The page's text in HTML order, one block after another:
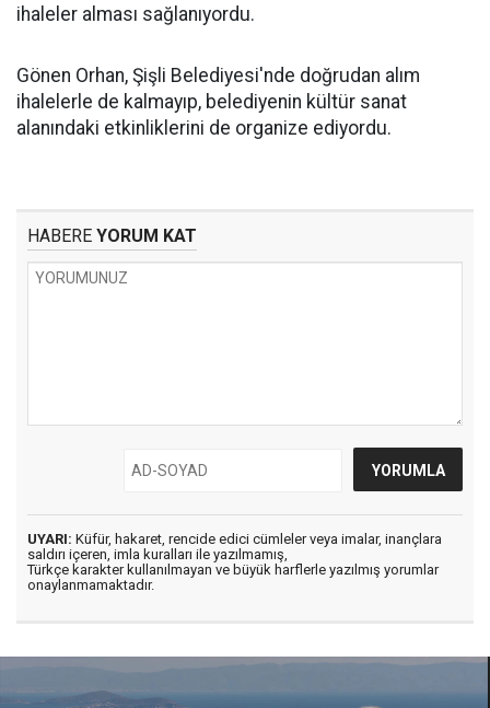
ihaleler alması sağlanıyordu.
Gönen Orhan, Şişli Belediyesi'nde doğrudan alım
ihalelerle de kalmayıp, belediyenin kültür sanat
alanındaki etkinliklerini de organize ediyordu.
HABERE YORUM KAT
UYARI: Küfür, hakaret, rencide edici cümleler veya imalar, inançlara
saldırı içeren, imla kuralları ile yazılmamış,
Türkçe karakter kullanılmayan ve büyük harflerle yazılmış yorumlar
onaylanmamaktadır.